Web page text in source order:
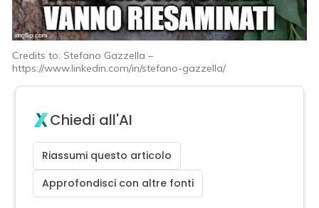
Credits to: Stefano Gazzella –
https://www.linkedin.com/in/stefano-gazzella/
Chiedi all'AI
Riassumi questo articolo
Approfondisci con altre fonti